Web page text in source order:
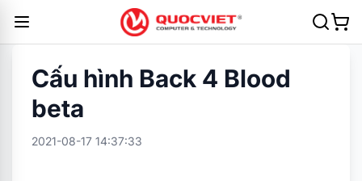
Cấu hình Back 4 Blood
beta
2021-08-17 14:37:33